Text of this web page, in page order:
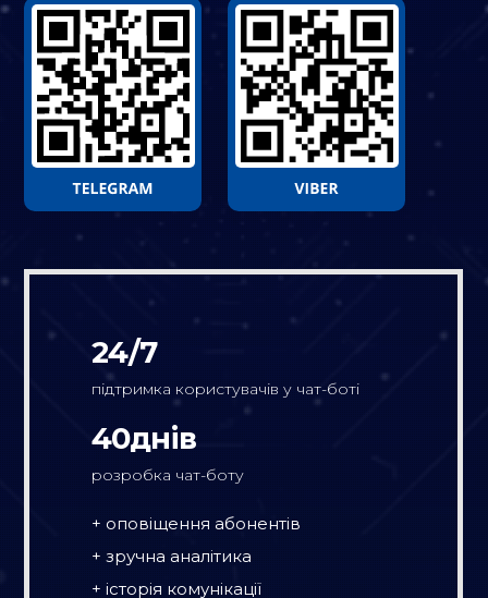
24/7
підтримка користувачів у чат-боті
40днів
розробка чат-боту
+ оповіщення абонентів
+ зручна аналітика
+ історія комунікації